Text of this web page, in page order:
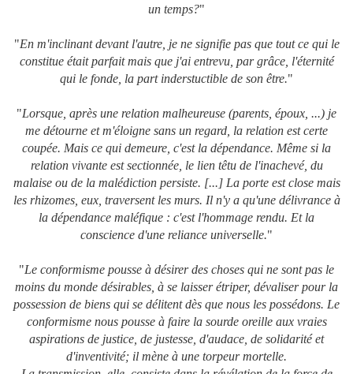
un temps?"
"En m'inclinant devant l'autre, je ne signifie pas que tout ce qui le
constitue était parfait mais que j'ai entrevu, par grâce, l'éternité
qui le fonde, la part inderstuctible de son être."
"Lorsque, après une relation malheureuse (parents, époux, ...) je
me détourne et m'éloigne sans un regard, la relation est certe
coupée. Mais ce qui demeure, c'est la dépendance. Même si la
relation vivante est sectionnée, le lien têtu de l'inachevé, du
malaise ou de la malédiction persiste. [...] La porte est close mais
les rhizomes, eux, traversent les murs. Il n'y a qu'une délivrance à
la dépendance maléfique : c'est l'hommage rendu. Et la
conscience d'une reliance universelle."
"Le conformisme pousse à désirer des choses qui ne sont pas le
moins du monde désirables, à se laisser étriper, dévaliser pour la
possession de biens qui se délitent dès que nous les possédons. Le
conformisme nous pousse à faire la sourde oreille aux vraies
aspirations de justice, de justesse, d'audace, de solidarité et
d'inventivité; il mène à une torpeur mortelle.